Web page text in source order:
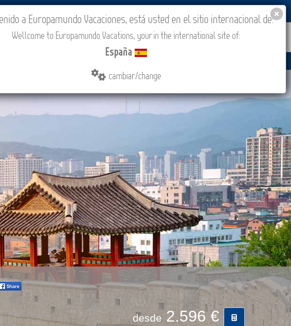
ORIENTE PROMOCIONES COMPRAR CONTACTO MÁS
desde2.596 €
a Europamundo Vacaciones, está usted en el sitio internacional de:
Wellcome to Europamundo Vacations, your in the international site of:
España
cambiar/change